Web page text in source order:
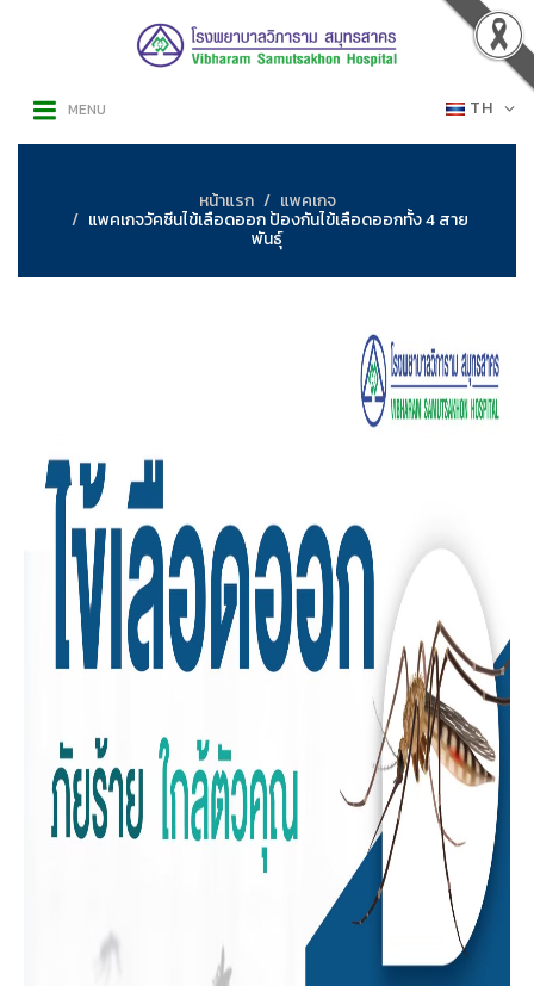
TH
MENU
หน้าแรก แพคเกจ
แพคเกจวัคซีนไข้เลือดออก ป้องกันไข้เลือดออกทั้ง 4 สาย
พันธุ์